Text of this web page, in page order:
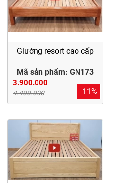
Giường resort cao cấp
Mã sản phẩm: GN173
3.900.000
4.400.000 -11%